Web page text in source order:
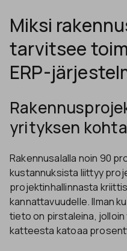
Miksi
tarvitsee
ERP-
yrityksen
Rakennusalalla noin 90
kustannuksista liittyy
projektinhallinnasta
kannattavuudelle. Ilman
tieto on pirstaleina,
katteesta katoaa